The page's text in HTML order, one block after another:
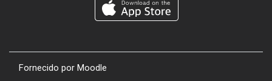
Fornecido por Moodle